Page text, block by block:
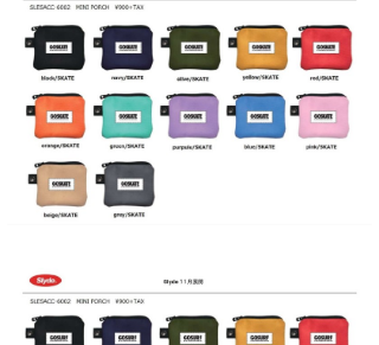
たっちー
ハンマー
まっきー
三輪予報士
上田純子
上條将美